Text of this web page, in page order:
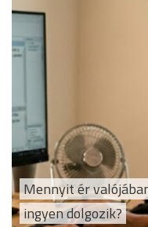
Mennyit ér
ingyen dolgozik?